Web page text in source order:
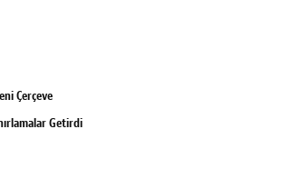
Çerçeve
Getirdi